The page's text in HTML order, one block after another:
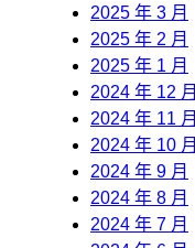
2025 年 3 月
2025 年 2 月
2025 年 1 月
2024 年 12 月
2024 年 11 月
2024 年 10 月
2024 年 9 月
2024 年 8 月
2024 年 7 月